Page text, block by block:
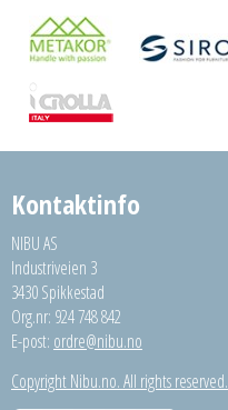
Kontaktinfo
NIBU AS
Industriveien 3
3430 Spikkestad
Org.nr: 924 748 842
E-post: ordre@nibu.no
Copyright Nibu.no. All rights reserved.